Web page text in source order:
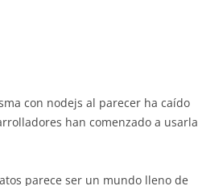
con nodejs al parecer ha caído
han comenzado a usarla
parece ser un mundo lleno de